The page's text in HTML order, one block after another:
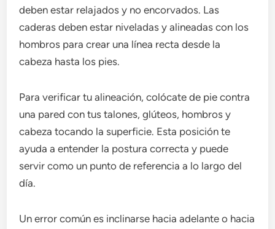
deben estar relajados y no encorvados. Las
caderas deben estar niveladas y alineadas con los
hombros para crear una línea recta desde la
cabeza hasta los pies.
Para verificar tu alineación, colócate de pie contra
una pared con tus talones, glúteos, hombros y
cabeza tocando la superficie. Esta posición te
ayuda a entender la postura correcta y puede
servir como un punto de referencia a lo largo del
día.
Un error común es inclinarse hacia adelante o hacia